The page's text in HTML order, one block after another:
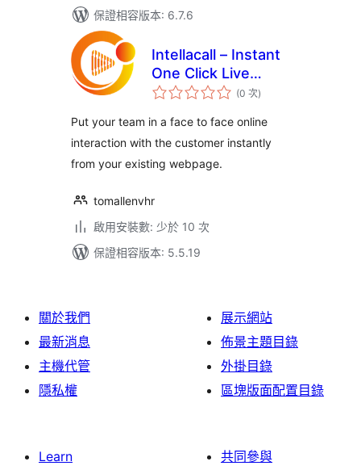
保證相容版本: 6.7.6
Intellacall – Instant
One Click Live
Video Calls
(0 次評
分
數
)
Put your team in a face to face online
interaction with the customer instantly
from your existing webpage.
tomallenvhr
啟用安裝數: 少於 10 次
保證相容版本: 5.5.19
關於我們
最新消息
主機代管
隱私權
展示網站
佈景主題目錄
外掛目錄
區塊版面配置目錄
Learn
共同參與